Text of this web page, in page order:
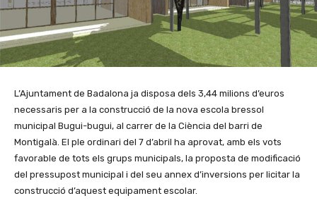
L’Ajuntament de Badalona ja disposa dels 3,44 milions d’euros
necessaris per a la construcció de la nova escola bressol
municipal Bugui-bugui, al carrer de la Ciència del barri de
Montigalà. El ple ordinari del 7 d’abril ha aprovat, amb els vots
favorable de tots els grups municipals, la proposta de modificació
del pressupost municipal i del seu annex d’inversions per licitar la
construcció d’aquest equipament escolar.